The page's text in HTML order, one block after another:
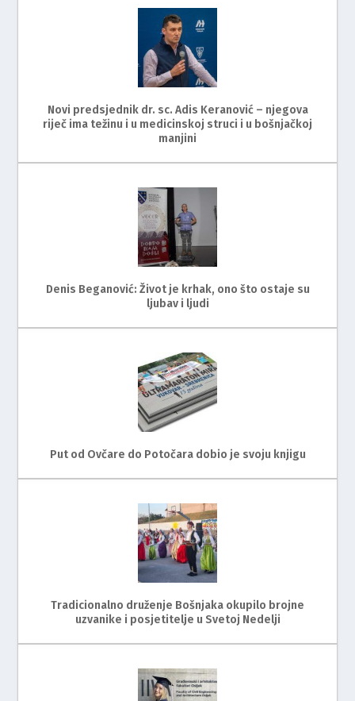
Novi predsjednik dr. sc. Adis Keranović – njegova
riječ ima težinu i u medicinskoj struci i u bošnjačkoj
manjini
Denis Beganović: Život je krhak, ono što ostaje su
ljubav i ljudi
Put od Ovčare do Potočara dobio je svoju knjigu
Tradicionalno druženje Bošnjaka okupilo brojne
uzvanike i posjetitelje u Svetoj Nedelji